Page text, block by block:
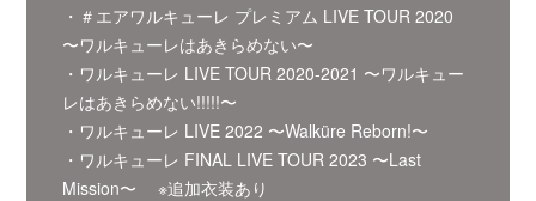
・＃エアワルキューレ プレミアム LIVE TOUR 2020
〜ワルキューレはあきらめない〜
・ワルキューレ LIVE TOUR 2020-2021 〜ワルキュー
レはあきらめない!!!!!〜
・ワルキューレ LIVE 2022 〜Walküre Reborn!〜
・ワルキューレ FINAL LIVE TOUR 2023 〜Last
Mission〜 ※追加衣装あり